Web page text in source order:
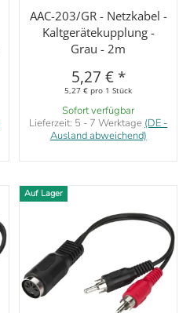
AAC-203/GR - Netzkabel -
Kaltgerätekupplung -
Grau - 2m
5,27 € *
5,27 € pro 1 Stück
Sofort verfügbar
Lieferzeit: 5 - 7 Werktage (DE -
Ausland abweichend)
Auf Lager